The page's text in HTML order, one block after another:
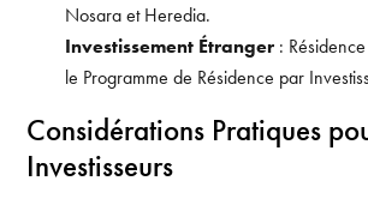
Nosara et Heredia.
Investissement Étranger :
le Programme de Résidence par
Considérations Pratiques
Investisseurs